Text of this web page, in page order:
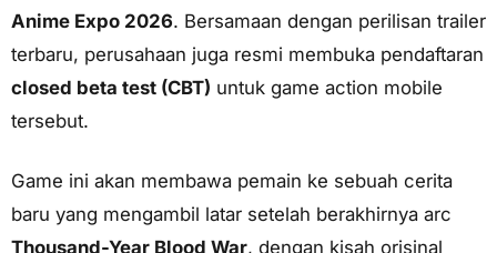
Anime Expo 2026. Bersamaan dengan perilisan trailer
terbaru, perusahaan juga resmi membuka pendaftaran
closed beta test (CBT) untuk game action mobile
tersebut.
Game ini akan membawa pemain ke sebuah cerita
baru yang mengambil latar setelah berakhirnya arc
Thousand-Year Blood War, dengan kisah orisinal